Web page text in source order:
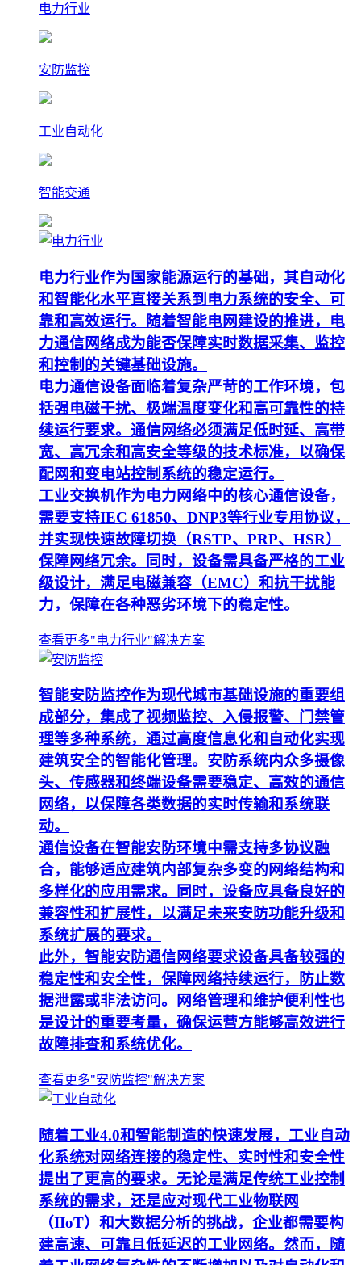
电力行业
安防监控
工业自动化
智能交通
电力行业作为国家能源运行的基础，其自动化
和智能化水平直接关系到电力系统的安全、可
靠和高效运行。随着智能电网建设的推进，电
力通信网络成为能否保障实时数据采集、监控
和控制的关键基础设施。
电力通信设备面临着复杂严苛的工作环境，包
括强电磁干扰、极端温度变化和高可靠性的持
续运行要求。通信网络必须满足低时延、高带
宽、高冗余和高安全等级的技术标准，以确保
配网和变电站控制系统的稳定运行。
工业交换机作为电力网络中的核心通信设备，
需要支持IEC 61850、DNP3等行业专用协议，
并实现快速故障切换（RSTP、PRP、HSR）
保障网络冗余。同时，设备需具备严格的工业
级设计，满足电磁兼容（EMC）和抗干扰能
力，保障在各种恶劣环境下的稳定性。
查看更多"电力行业"解决方案
智能安防监控作为现代城市基础设施的重要组
成部分，集成了视频监控、入侵报警、门禁管
理等多种系统，通过高度信息化和自动化实现
建筑安全的智能化管理。安防系统内众多摄像
头、传感器和终端设备需要稳定、高效的通信
网络，以保障各类数据的实时传输和系统联
动。
通信设备在智能安防环境中需支持多协议融
合，能够适应建筑内部复杂多变的网络结构和
多样化的应用需求。同时，设备应具备良好的
兼容性和扩展性，以满足未来安防功能升级和
系统扩展的要求。
此外，智能安防通信网络要求设备具备较强的
稳定性和安全性，保障网络持续运行，防止数
据泄露或非法访问。网络管理和维护便利性也
是设计的重要考量，确保运营方能够高效进行
故障排查和系统优化。
查看更多"安防监控"解决方案
随着工业4.0和智能制造的快速发展，工业自动
化系统对网络连接的稳定性、实时性和安全性
提出了更高的要求。无论是满足传统工业控制
系统的需求，还是应对现代工业物联网
（IIoT）和大数据分析的挑战，企业都需要构
建高速、可靠且低延迟的工业网络。然而，随